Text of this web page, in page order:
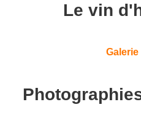
Le vin